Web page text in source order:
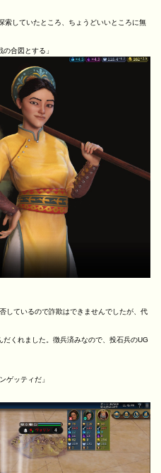
索していたところ、ちょうどいいところに無
合図とする」
しているので詐欺はできませんでしたが、代
くれました。徴兵済みなので、投石兵のUG
ゲッティだ」